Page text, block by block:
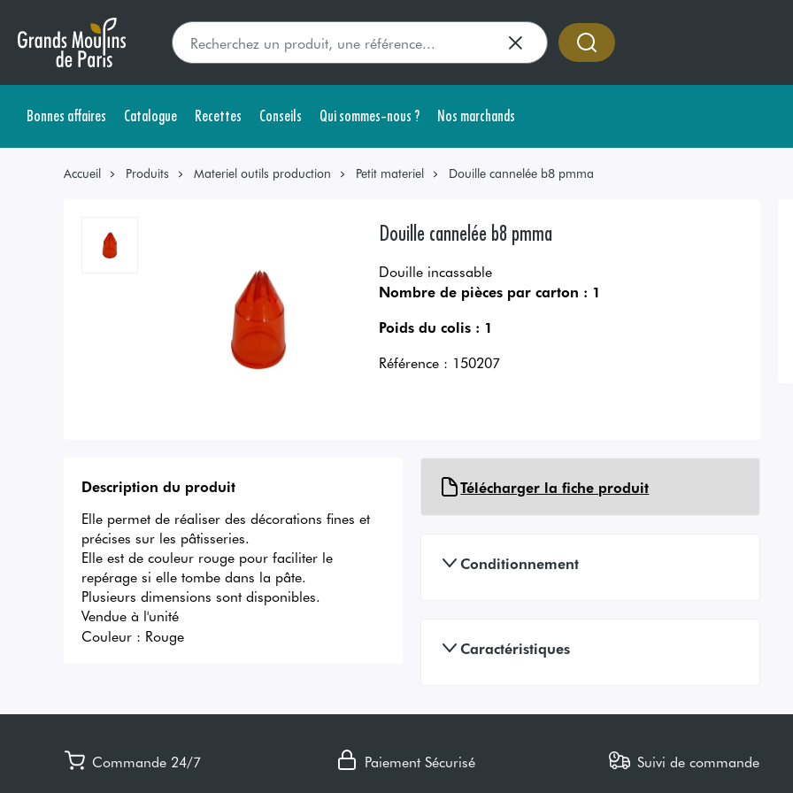
Bonnes affaires Catalogue Recettes Conseils Qui sommes-nous ? Nos marchands
Accueil Produits Materiel outils production Petit materiel Douille cannelée b8 pmma
Douille cannelée b8 pmma
Douille incassable
Nombre de pièces par carton : 1
Poids du colis : 1
Référence : 150207
Description du produit
Elle permet de réaliser des décorations fines et
précises sur les pâtisseries.
Elle est de couleur rouge pour faciliter le
repérage si elle tombe dans la pâte.
Plusieurs dimensions sont disponibles.
Vendue à l'unité
Couleur : Rouge
Télécharger la fiche produit
Conditionnement
Caractéristiques
Commande 24/7 Paiement Sécurisé Suivi de commande